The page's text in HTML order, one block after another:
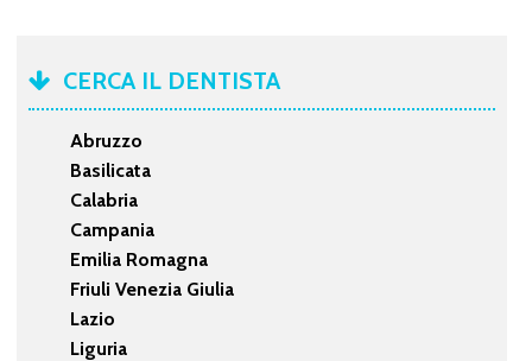
CERCA IL DENTISTA
Abruzzo
Basilicata
Calabria
Campania
Emilia Romagna
Friuli Venezia Giulia
Lazio
Liguria